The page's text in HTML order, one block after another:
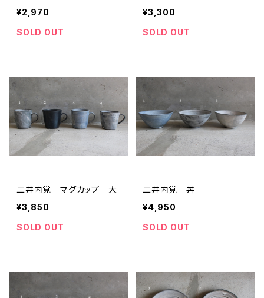
¥2,970
SOLD OUT
¥3,300
SOLD OUT
二井内覚 マグカップ 大
¥3,850
SOLD OUT
二井内覚 丼
¥4,950
SOLD OUT